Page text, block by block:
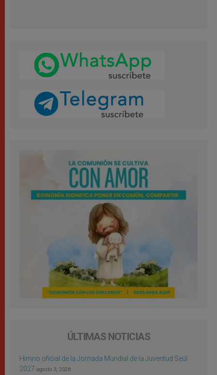
ÚLTIMAS NOTICIAS
Himno oficial de la Jornada Mundial de la Juventud Seúl
2027 agosto 3, 2026